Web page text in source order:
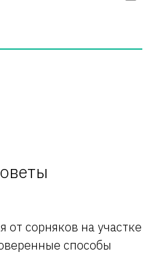
от сорняков на участке
способы